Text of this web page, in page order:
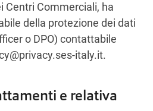
Centri Commerciali, ha
della protezione dei dati
o DPO) contattabile
italy.it.
e relativa